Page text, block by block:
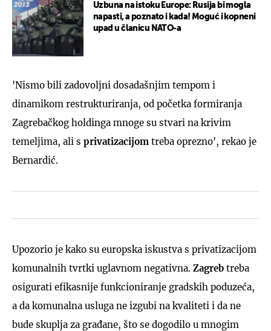
Uzbuna na istoku Europe: Rusija bi mogla
napasti, a poznato i kada! Moguć i kopneni
upad u članicu NATO-a
'Nismo bili zadovoljni dosadašnjim tempom i
dinamikom restrukturiranja, od početka formiranja
Zagrebačkog holdinga mnoge su stvari na krivim
temeljima, ali s privatizacijom treba oprezno', rekao je
Bernardić.
Upozorio je kako su europska iskustva s privatizacijom
komunalnih tvrtki uglavnom negativna. Zagreb treba
osigurati efikasnije funkcioniranje gradskih poduzeća,
a da komunalna usluga ne izgubi na kvaliteti i da ne
bude skuplja za građane, što se dogodilo u mnogim